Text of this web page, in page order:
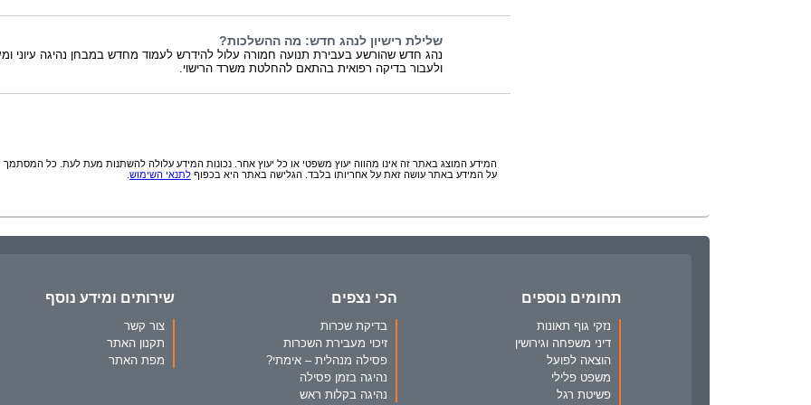
שלילת רישיון לנהג חדש: מה ההשלכות?
נהג חדש שהורשע בעבירת תנועה חמורה עלול להידרש לעמוד מחדש במבחן נהיגה עיוני
ולעבור בדיקה רפואית בהתאם להחלטת משרד הרישוי.
המידע המוצג באתר זה אינו מהווה יעוץ משפטי או כל יעוץ אחר. נכונות המידע עלולה להשתנות מעת לעת. כל המסתמך
על המידע באתר עושה זאת על אחריותו בלבד. הגלישה באתר היא בכפוף לתנאי השימוש
תחומים נוספים
נזקי גוף תאונות
דיני משפחה וגירושין
הוצאה לפועל
משפט פלילי
פשיטת רגל
הכי נצפים
בדיקת שכרות
זיכוי מעבירת השכרות
פסילה מנהלית – אימתי?
נהיגה בזמן פסילה
נהיגה בקלות ראש
שירותים ומידע נוסף
צור קשר
תקנון האתר
מפת האתר